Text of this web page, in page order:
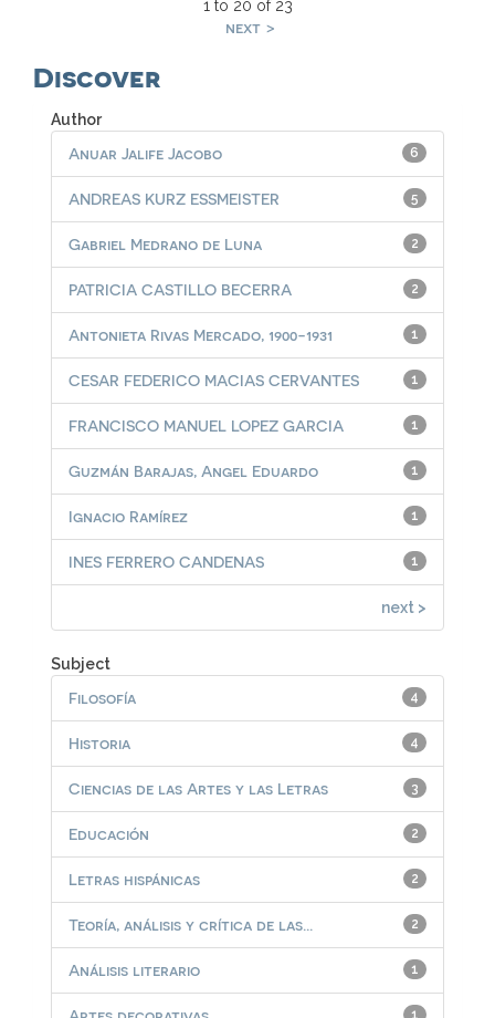
1 to 20 of 23
next >
Discover
Author
6
Anuar Jalife Jacobo
5
ANDREAS KURZ ESSMEISTER
2
Gabriel Medrano de Luna
2
PATRICIA CASTILLO BECERRA
1
Antonieta Rivas Mercado, 1900-1931
1
CESAR FEDERICO MACIAS CERVANTES
1
FRANCISCO MANUEL LOPEZ GARCIA
1
Guzmán Barajas, Angel Eduardo
1
Ignacio Ramírez
1
INES FERRERO CANDENAS
next >
Subject
4
Filosofía
4
Historia
3
Ciencias de las Artes y las Letras
2
Educación
2
Letras hispánicas
2
Teoría, análisis y crítica de las...
1
Análisis literario
1